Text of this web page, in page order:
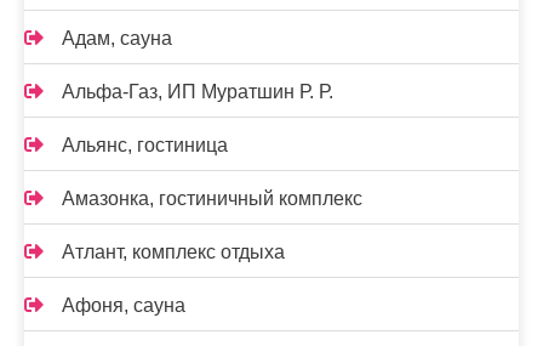
Адам, сауна
Альфа-Газ, ИП Муратшин Р. Р.
Альянс, гостиница
Амазонка, гостиничный комплекс
Атлант, комплекс отдыха
Афоня, сауна